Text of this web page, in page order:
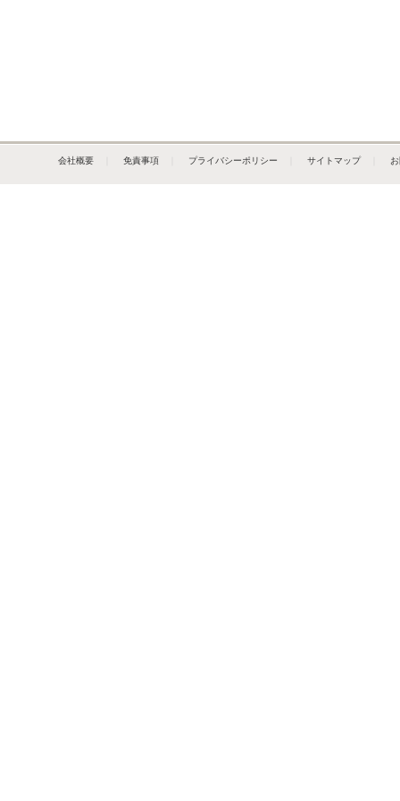
会社概要 免責事項 プライバシーポリシー サイトマップ｜